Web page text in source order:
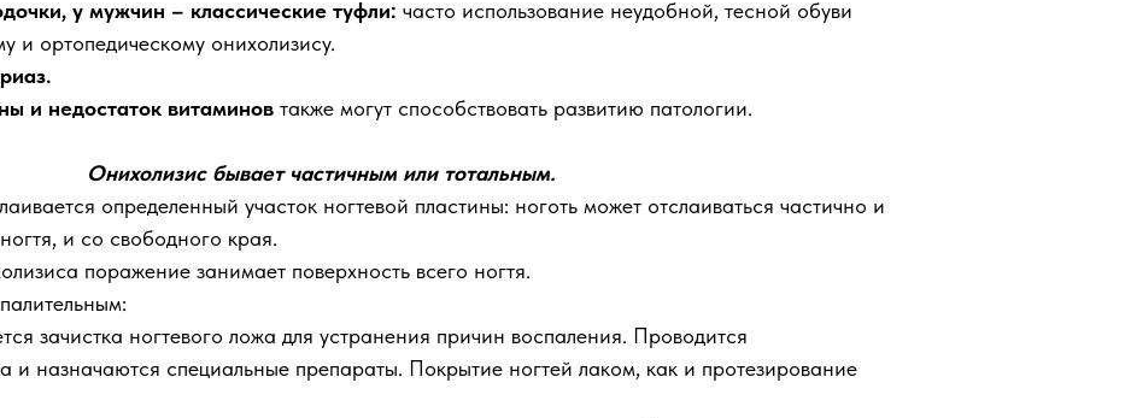
у мужчин – классические туфли: часто использование неудобной, тесной обуви
и ортопедическому онихолизису.
и недостаток витаминов также могут способствовать развитию патологии.
Онихолизис бывает частичным или тотальным.
определенный участок ногтевой пластины: ноготь может отслаиваться частично и
и со свободного края.
поражение занимает поверхность всего ногтя.
зачистка ногтевого ложа для устранения причин воспаления. Проводится
и назначаются специальные препараты. Покрытие ногтей лаком, как и протезирование